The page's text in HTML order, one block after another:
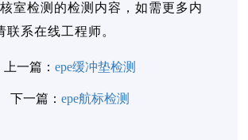
室检测的检测内容，如需更多内
联系在线工程师。
上一篇： epe缓冲垫检测
下一篇： epe航标检测